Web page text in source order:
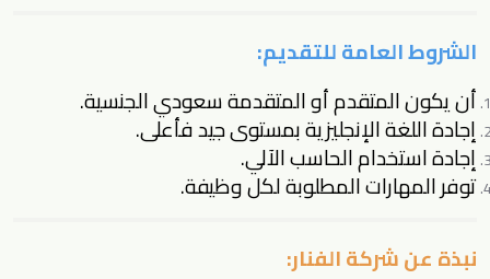
الشروط العامة للتقديم:
أن يكون المتقدم أو المتقدمة سعودي الجنسية.
إجادة اللغة الإنجليزية بمستوى جيد فأعلى.
إجادة استخدام الحاسب الآلي.
توفر المهارات المطلوبة لكل وظيفة.
نبذة عن شركة الفنار: